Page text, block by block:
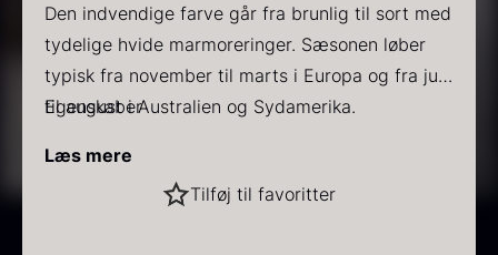
Den indvendige farve går fra brunlig til sort med
tydelige hvide marmoreringer. Sæsonen løber
typisk fra november til marts i Europa og fra juni
til august i Australien og Sydamerika.
Egenskaber
Også kendt som: Périgord-trøffel
Sæson Europa: November til marts
Læs mere
Tilføj til favoritter